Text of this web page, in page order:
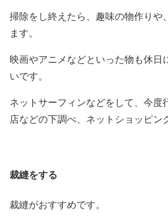
掃除をし終えたら、趣味の物作りや
ます。
映画やアニメなどといった物も休日
いです。
ネットサーフィンなどをして、今度
店などの下調べ、ネットショッピン
裁縫をする
裁縫がおすすめです。